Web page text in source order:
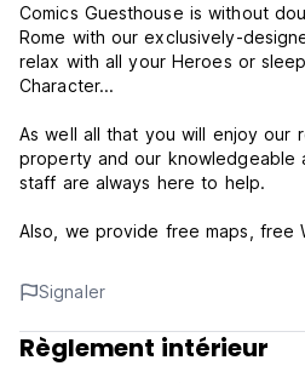
Comics Guesthouse is without
Rome with our exclusively-
relax with all your Heroes or
Character...
As well all that you will enjoy our
property and our knowledgeable
staff are always here to help.
Also, we provide free maps, free WIFI, free videos and
towels and some vending machine.
Incredible prices for incredible
Signaler
Règlement intérieur